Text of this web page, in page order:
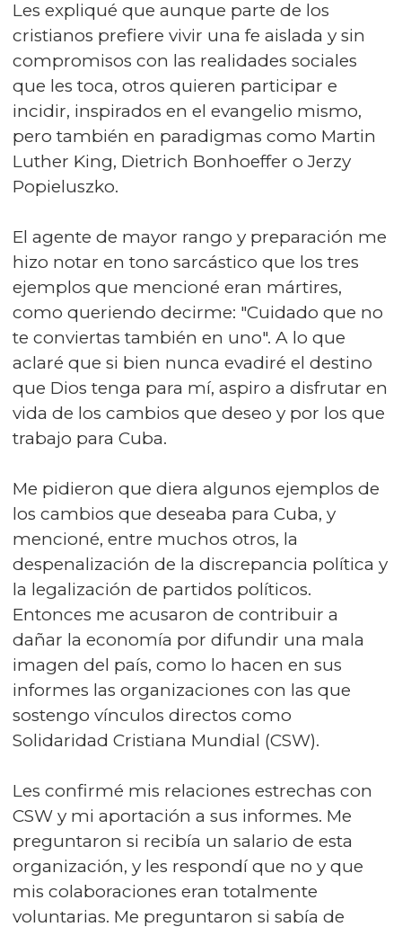
Les expliqué que aunque parte de los
cristianos prefiere vivir una fe aislada y sin
compromisos con las realidades sociales
que les toca, otros quieren participar e
incidir, inspirados en el evangelio mismo,
pero también en paradigmas como Martin
Luther King, Dietrich Bonhoeffer o Jerzy
Popieluszko.
El agente de mayor rango y preparación me
hizo notar en tono sarcástico que los tres
ejemplos que mencioné eran mártires,
como queriendo decirme: "Cuidado que no
te conviertas también en uno". A lo que
aclaré que si bien nunca evadiré el destino
que Dios tenga para mí, aspiro a disfrutar en
vida de los cambios que deseo y por los que
trabajo para Cuba.
Me pidieron que diera algunos ejemplos de
los cambios que deseaba para Cuba, y
mencioné, entre muchos otros, la
despenalización de la discrepancia política y
la legalización de partidos políticos.
Entonces me acusaron de contribuir a
dañar la economía por difundir una mala
imagen del país, como lo hacen en sus
informes las organizaciones con las que
sostengo vínculos directos como
Solidaridad Cristiana Mundial (CSW).
Les confirmé mis relaciones estrechas con
CSW y mi aportación a sus informes. Me
preguntaron si recibía un salario de esta
organización, y les respondí que no y que
mis colaboraciones eran totalmente
voluntarias. Me preguntaron si sabía de